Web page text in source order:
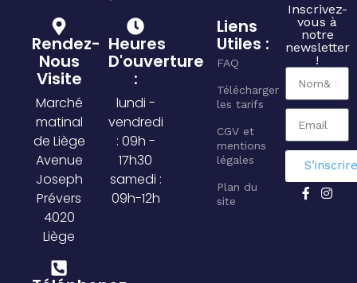
Rendez-
Nous
Visite
Marché
matinal
de Liège
Avenue
Joseph
Prévers
4020
Liège
Heures
D'ouverture
:
lundi -
vendredi
: 09h -
17h30
samedi :
09h-12h
Liens
Utiles :
FAQ
Télécharger
les tarifs
CGV et
mentions
légales
Plan du
site
Inscrivez-
vous à
notre
newsletter
!